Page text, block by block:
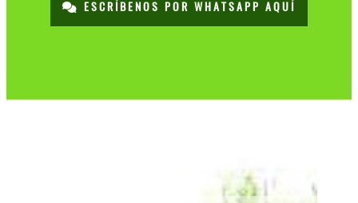
ESCRÍBENOS POR WHATSAPP AQUÍ